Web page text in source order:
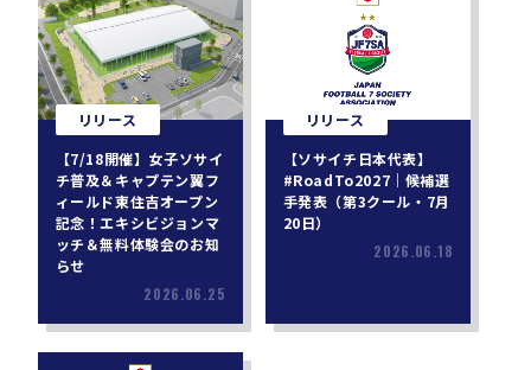
リリース
【7/18開催】女子ソサイ
チ普及＆キャプテン翼フ
ィールド東住吉オープン
記念！エキシビジョンマ
ッチ＆無料体験会のお知
らせ
2026.06.25
リリース
【ソサイチ日本代表】
#RoadTo2027｜候補選
手発表（第3クール・7月
20日）
2026.06.18